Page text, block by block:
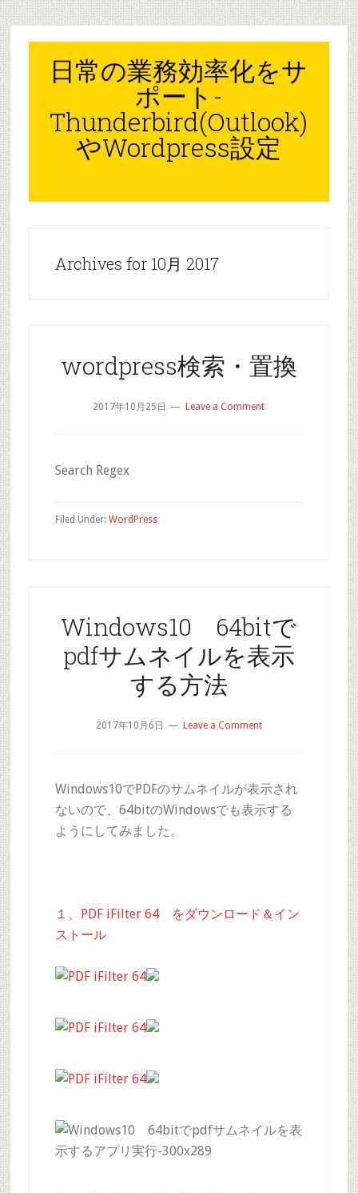
Skip
to
content
Skip
to
primary
sidebar
Skip
to
footer
日常の業務効率化をサ
ポート-
Thunderbird(Outlook)
やWordpress設定
Archives for 10月 2017
wordpress検索・置換
2017年10月25日 Leave a Comment
Search Regex
Filed Under: WordPress
Windows10 64bitで
pdfサムネイルを表示
する方法
2017年10月6日 Leave a Comment
Windows10でPDFのサムネイルが表示され
ないので、64bitのWindowsでも表示する
ようにしてみました。
１、PDF iFilter 64 をダウンロード＆イン
ストール